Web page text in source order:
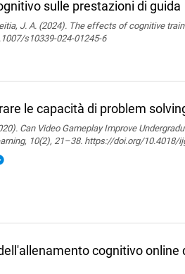
sulle prestazioni di guida
J. A. (2024). The effects of cognitive
s10339-024-01245-6
le capacità di problem
Can Video Gameplay Improve
10(2), 21–38. https://doi.org/10.4018/
cognitivo online